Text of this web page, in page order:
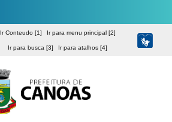
Ir Conteudo [1] Ir para menu principal [2]
Ir para busca [3] Ir para atalhos [4]